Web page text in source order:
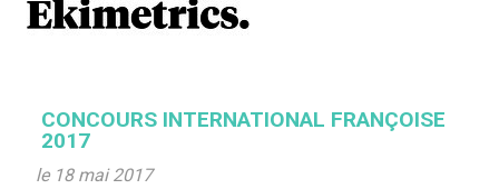
CONCOURS INTERNATIONAL FRANÇOISE
2017
le 18 mai 2017